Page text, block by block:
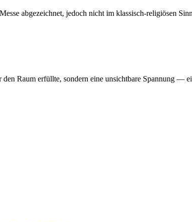
abgezeichnet, jedoch nicht im klassisch-religiösen
Raum erfüllte, sondern eine unsichtbare Spannung —